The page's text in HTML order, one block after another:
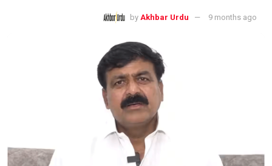
by Akhbar Urdu 9 months ago